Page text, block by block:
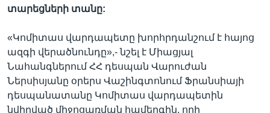
տարեցների տանը:
«Կոմիտաս վարդապետը խորհրդանշում է հայոց
ազգի վերածնունդը»,- նշել է Միացյալ
Նահանգներում ՀՀ դեսպան Վարուժան
Ներսիսյանը օրերս Վաշինգտոնում Ֆրանսիայի
դեսպանատանը Կոմիտաս վարդապետին
նվիրված միջոցառման համերգին, որի